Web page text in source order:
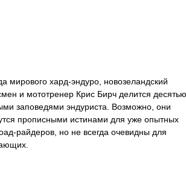
мирового хард-эндуро, новозеландский
и мототренер Крис Бирч делится десятью
заповедями эндуриста. Возможно, они
прописными истинами для уже опытных
райдеров, но не всегда очевидны для